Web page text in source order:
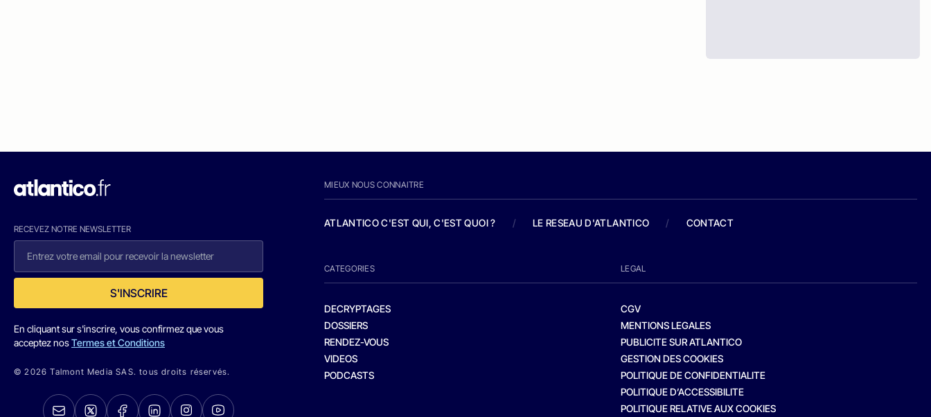
RECEVEZ NOTRE NEWSLETTER
S'INSCRIRE
En cliquant sur s'inscrire, vous confirmez que vous
acceptez nosTermes et Conditions
© 2026 Talmont Media SAS. tous droits réservés.
MIEUX NOUS CONNAITRE
ATLANTICO C'EST QUI, C'EST QUOI ? / LE RESEAU D'ATLANTICO / CONTACT
CATEGORIES
DECRYPTAGES
DOSSIERS
RENDEZ-VOUS
VIDEOS
PODCASTS
LEGAL
CGV
MENTIONS LEGALES
PUBLICITE SUR ATLANTICO
GESTION DES COOKIES
POLITIQUE DE CONFIDENTIALITE
POLITIQUE D’ACCESSIBILITE
POLITIQUE RELATIVE AUX COOKIES